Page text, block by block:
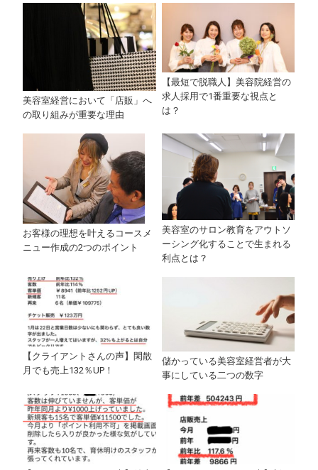
美容室経営において「店販」へ
の取り組みが重要な理由
【最短で脱職人】美容院経営の
求人採用で1番重要な視点と
は？
お客様の理想を叶えるコースメ
ニュー作成の2つのポイント
美容室のサロン教育をアウトソ
ーシング化することで生まれる
利点とは？
【クライアントさんの声】閑散
月でも売上132％UP！
儲かっている美容室経営者が大
事にしている二つの数字